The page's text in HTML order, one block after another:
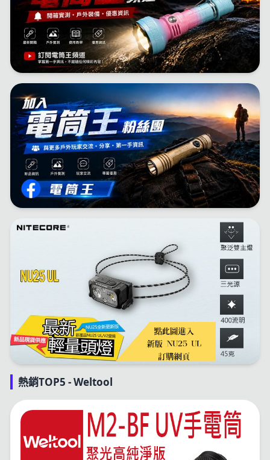
熱銷TOP5 - Weltool